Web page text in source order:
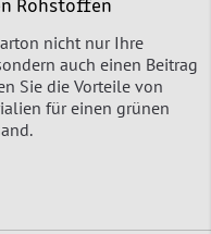
Rohstoffen
nicht nur Ihre
auch einen Beitrag
Sie die Vorteile von
für einen grünen